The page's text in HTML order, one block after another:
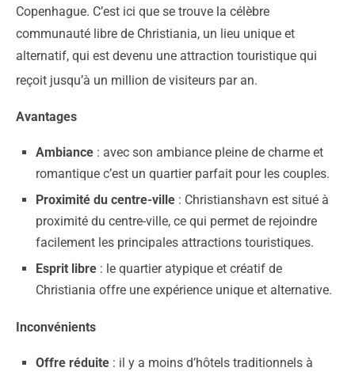
Copenhague. C’est ici que se trouve la célèbre
communauté libre de Christiania, un lieu unique et
alternatif, qui est devenu une attraction touristique qui
reçoit jusqu’à un million de visiteurs par an.
Avantages
Ambiance : avec son ambiance pleine de charme et
romantique c’est un quartier parfait pour les couples.
Proximité du centre-ville : Christianshavn est situé à
proximité du centre-ville, ce qui permet de rejoindre
facilement les principales attractions touristiques.
Esprit libre : le quartier atypique et créatif de
Christiania offre une expérience unique et alternative.
Inconvénients
Offre réduite : il y a moins d’hôtels traditionnels à